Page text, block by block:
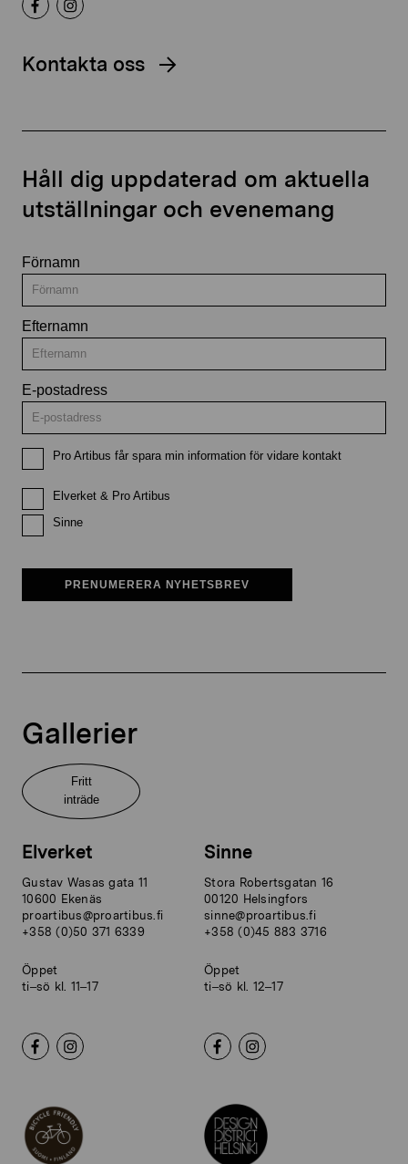
Kontakta oss
Håll dig uppdaterad om aktuella
utställningar och evenemang
Förnamn
Efternamn
E-postadress
Pro Artibus får spara min information för vidare kontakt
Elverket & Pro Artibus
Sinne
PRENUMERERA NYHETSBREV
Gallerier
Fritt
inträde
Elverket
Gustav Wasas gata 11
10600 Ekenäs
proartibus@proartibus.fi
+358 (0)50 371 6339
Öppet
ti–sö kl. 11–17
Sinne
Stora Robertsgatan 16
00120 Helsingfors
sinne@proartibus.fi
+358 (0)45 883 3716
Öppet
ti–sö kl. 12–17